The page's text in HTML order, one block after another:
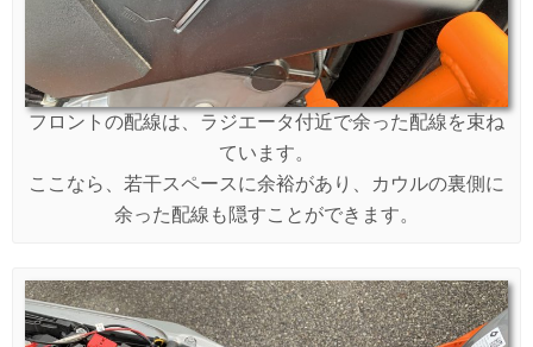
フロントの配線は、ラジエータ付近で余った配線を束ね
ています。
ここなら、若干スペースに余裕があり、カウルの裏側に
余った配線も隠すことができます。